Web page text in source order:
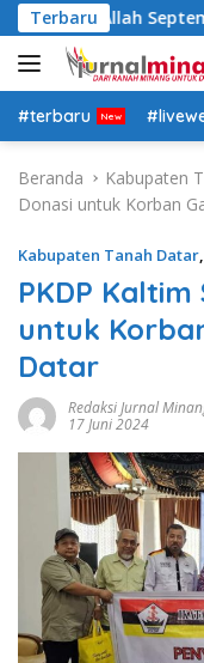
a
g
u
Terbaru
Insya Allah
#terbaru
Beranda Kabupaten
Donasi untuk Korban
Kabupaten Tanah Datar,
PKDP
untuk
Datar
Redaksi Jurnal
17 Juni 2024